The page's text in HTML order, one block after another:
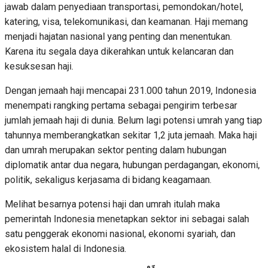
jawab dalam penyediaan transportasi, pemondokan/hotel,
katering, visa, telekomunikasi, dan keamanan. Haji memang
menjadi hajatan nasional yang penting dan menentukan.
Karena itu segala daya dikerahkan untuk kelancaran dan
kesuksesan haji.
Dengan jemaah haji mencapai 231.000 tahun 2019, Indonesia
menempati rangking pertama sebagai pengirim terbesar
jumlah jemaah haji di dunia. Belum lagi potensi umrah yang tiap
tahunnya memberangkatkan sekitar 1,2 juta jemaah. Maka haji
dan umrah merupakan sektor penting dalam hubungan
diplomatik antar dua negara, hubungan perdagangan, ekonomi,
politik, sekaligus kerjasama di bidang keagamaan.
Melihat besarnya potensi haji dan umrah itulah maka
pemerintah Indonesia menetapkan sektor ini sebagai salah
satu penggerak ekonomi nasional, ekonomi syariah, dan
ekosistem halal di Indonesia.